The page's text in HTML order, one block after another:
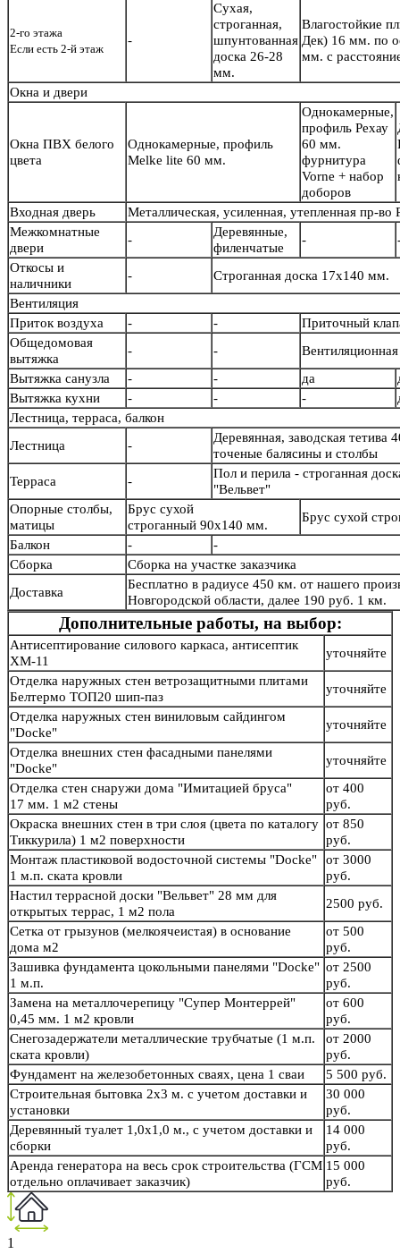
2-го этажа
Если есть 2-й этаж
-
Сухая,
строганная,
шпунтованная
доска 26-28
мм.
Влагостойкие
Дек) 16 мм. по
мм. с
Окна и двери
Окна ПВХ белого
цвета
Однокамерные, профиль
Melke lite 60 мм.
Однокамерные,
профиль Рехау
60 мм.
фурнитура
Vorne + набор
доборов
Входная дверь
Металлическая, усиленная, утепленная пр-во
Межкомнатные
двери
-
Деревянные,
филенчатые
-
Откосы и
наличники
-
Строганная доска 17х140 мм.
Вентиляция
Приток воздуха
- -
Приточный
Общедомовая
вытяжка
- -
Вытяжка санузла
- - да
Вытяжка кухни
- - -
Лестница, терраса, балкон
Лестница
-
Деревянная, заводская тетива
точеные балясины и
Терраса
-
Пол и перила - строганная
"Вельвет"
Опорные столбы,
матицы
Брус сухой
строганный 90х140 мм.
Брус сухой
Балкон
-
-
Сборка
Сборка на участке заказчика
Доставка
Бесплатно в радиусе 450 км. от нашего
Новгородской области, далее 190 руб. 1 км.
Дополнительные работы, на выбор:
Антисептирование силового каркаса, антисептик
ХМ-11
уточняйте
Отделка наружных стен ветрозащитными плитами
Белтермо ТОП20 шип-паз
уточняйте
Отделка наружных стен виниловым сайдингом
"Docke"
уточняйте
Отделка внешних стен фасадными панелями
"Docke"
уточняйте
Отделка стен снаружи дома "Имитацией бруса"
17 мм. 1 м2 стены
от 400
руб.
Окраска внешних стен в три слоя (цвета по каталогу
Тиккурила) 1 м2 поверхности
от 850
руб.
Монтаж пластиковой водосточной системы "Docke"
1 м.п. ската кровли
от 3000
руб.
Настил террасной доски "Вельвет" 28 мм для
открытых террас, 1 м2 пола
2500 руб.
Сетка от грызунов (мелкоячеистая) в основание
дома м2
от 500
руб.
Зашивка фундамента цокольными панелями "Docke"
1 м.п.
от 2500
руб.
Замена на металлочерепицу "Супер Монтеррей"
0,45 мм. 1 м2 кровли
от 600
руб.
Снегозадержатели металлические трубчатые (1 м.п.
ската кровли)
от 2000
руб.
Фундамент на железобетонных сваях, цена 1 сваи
5 500 руб.
Строительная бытовка 2х3 м. с учетом доставки и
установки
30 000
руб.
Деревянный туалет 1,0х1,0 м., с учетом доставки и
сборки
14 000
руб.
Аренда генератора на весь срок строительства (ГСМ
отдельно оплачивает заказчик)
15 000
руб.
1